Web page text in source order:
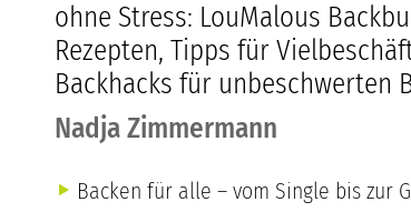
ohne Stress: LouMalous
Rezepten, Tipps für
Backhacks für unbeschwerten
Nadja Zimmermann
Backen für alle – vom Single bis zur